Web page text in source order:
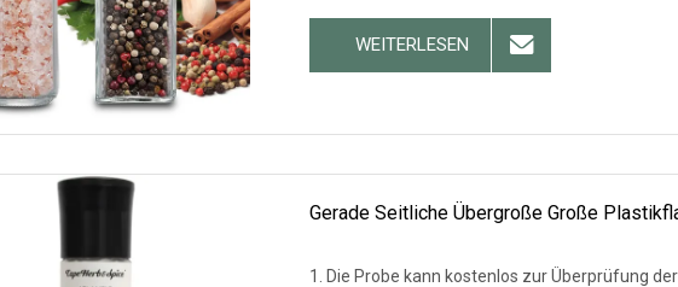
WEITERLESEN
Gerade Seitliche Übergroße Große
1. Die Probe kann kostenlos zur Überprüfung